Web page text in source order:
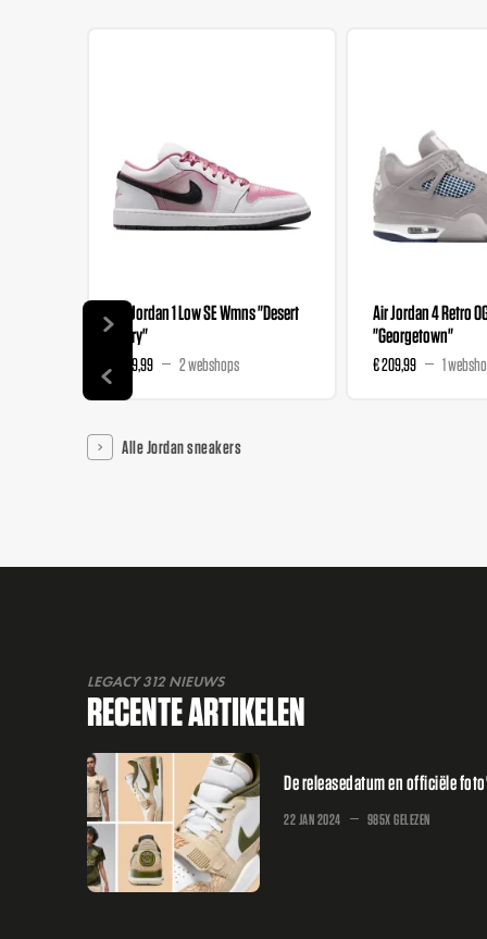
Air Jordan 1 Low SE Wmns "Desert
Berry"
€ 139,99 2 webshops
Air Jordan 4 Retro
"Georgetown"
€ 209,99 1
Alle Jordan sneakers
LEGACY 312 NIEUWS
RECENTE ARTIKELEN
De releasedatum en officiële
22 JAN 2024 985X GELEZEN